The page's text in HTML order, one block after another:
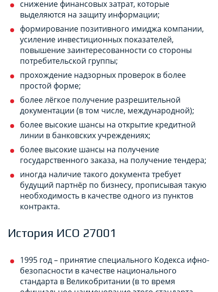
снижение финансовых затрат, которые
выделяются на защиту информации;
формирование позитивного имиджа компании,
усиление инвестиционных показателей,
повышение заинтересованности со стороны
потребительской группы;
прохождение надзорных проверок в более
простой форме;
более лёгкое получение разрешительной
документации (в том числе, международной);
более высокие шансы на открытие кредитной
линии в банковских учреждениях;
более высокие шансы на получение
государственного заказа, на получение тендера;
иногда наличие такого документа требует
будущий партнёр по бизнесу, прописывая такую
необходимость в качестве одного из пунктов
контракта.
История ИСО 27001
1995 год – принятие специального Кодекса ифно-
безопасности в качестве национального
стандарта в Великобритании (в то время